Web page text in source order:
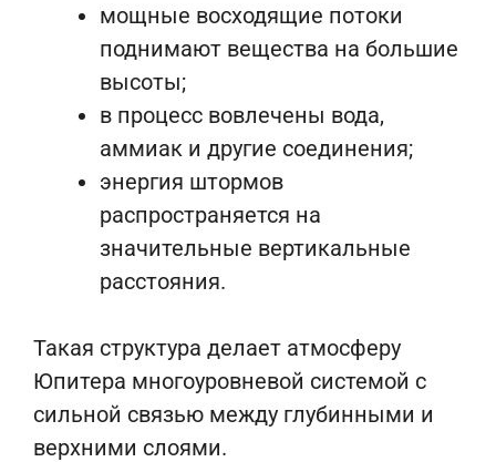
мощные восходящие потоки
поднимают вещества на большие
высоты;
в процесс вовлечены вода,
аммиак и другие соединения;
энергия штормов
распространяется на
значительные вертикальные
расстояния.
Такая структура делает атмосферу
Юпитера многоуровневой системой с
сильной связью между глубинными и
верхними слоями.